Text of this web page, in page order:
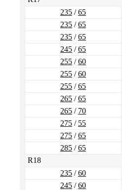
235 /65
235 /65
235 /65
245 /65
255 /60
255 /60
255 /65
265 /65
265 / 70
275 / 55
275 /65
285 /65
R18
235 /60
245 /60